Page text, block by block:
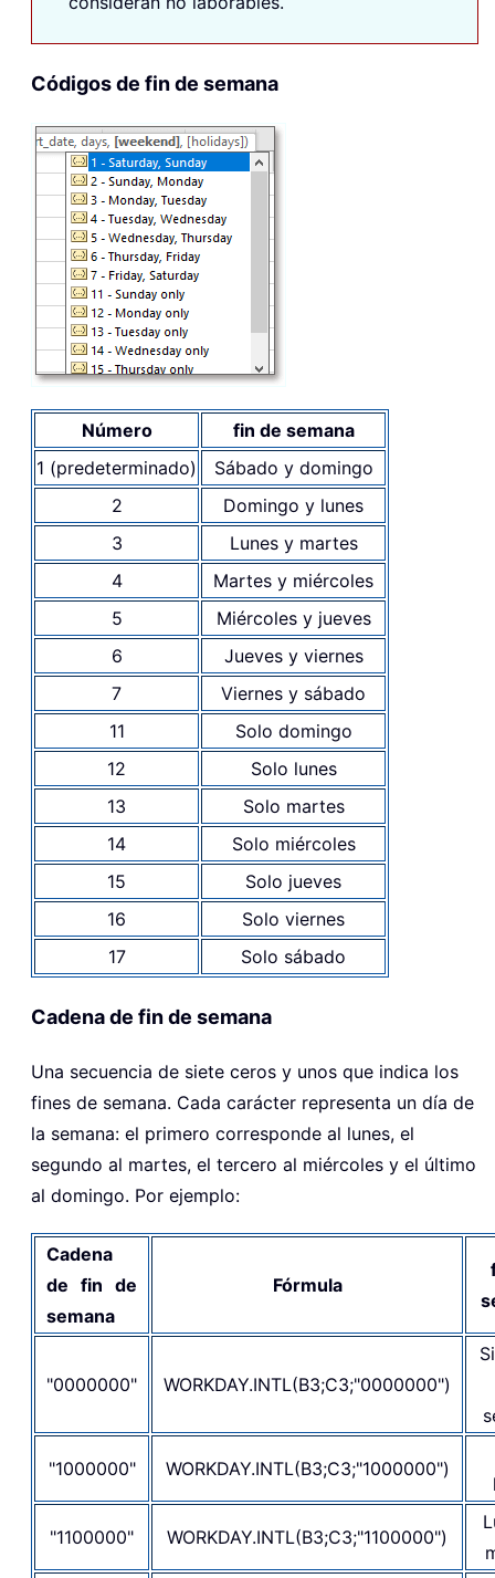
Códigos de fin de semana
Número
fin de semana
1 (predeterminado)
Sábado y domingo
2
Domingo y lunes
3
Lunes y martes
4
Martes y miércoles
5
Miércoles y jueves
6
Jueves y viernes
7
Viernes y sábado
11
Solo domingo
12
Solo lunes
13
Solo martes
14
Solo miércoles
15
Solo jueves
16
Solo viernes
17
Solo sábado
Cadena de fin de semana
Una secuencia de siete ceros y unos que indica los
fines de semana. Cada carácter representa un día de
la semana: el primero corresponde al lunes, el
segundo al martes, el tercero al miércoles y el último
al domingo. Por ejemplo:
Cadena
de fin de
semana
Fórmula
"0000000" WORKDAY.INTL(B3;C3;"0000000")
"1000000" WORKDAY.INTL(B3;C3;"1000000")
"1100000" WORKDAY.INTL(B3;C3;"1100000")